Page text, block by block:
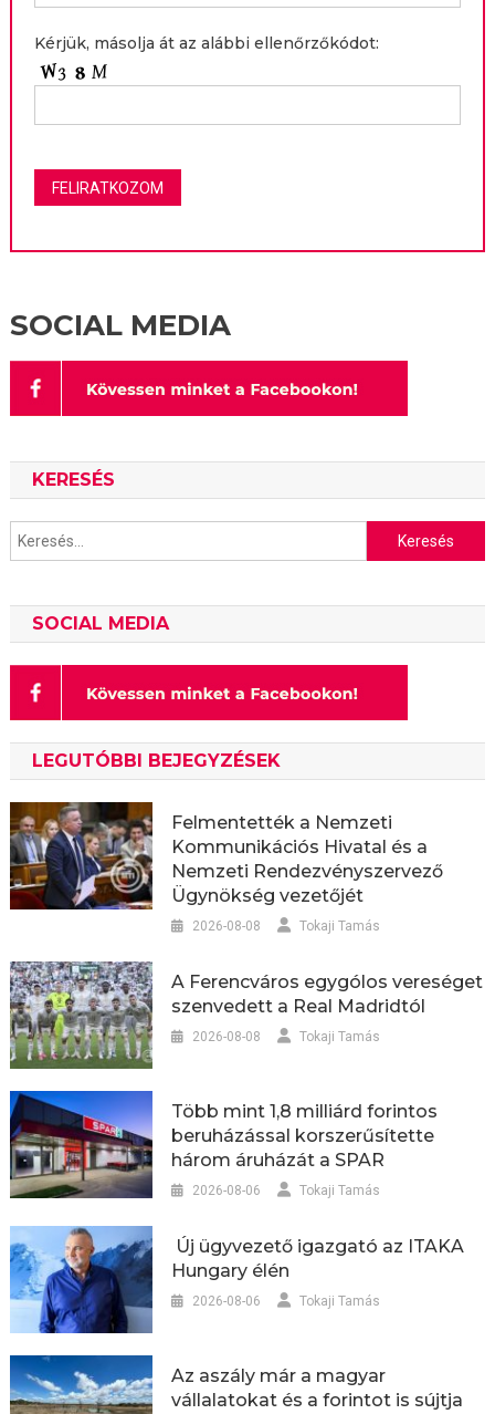
Kérjük, másolja át az alábbi ellenőrzőkódot:
SOCIAL MEDIA
KERESÉS
Keresés:
SOCIAL MEDIA
LEGUTÓBBI BEJEGYZÉSEK
Felmentették a Nemzeti
Kommunikációs Hivatal és a
Nemzeti Rendezvényszervező
Ügynökség vezetőjét
2026-08-08 Tokaji Tamás
A Ferencváros egygólos vereséget
szenvedett a Real Madridtól
2026-08-08 Tokaji Tamás
Több mint 1,8 milliárd forintos
beruházással korszerűsítette
három áruházát a SPAR
2026-08-06 Tokaji Tamás
Új ügyvezető igazgató az ITAKA
Hungary élén
2026-08-06 Tokaji Tamás
Az aszály már a magyar
vállalatokat és a forintot is sújtja